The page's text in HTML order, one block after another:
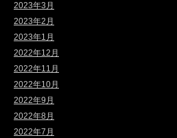
2023年3月
2023年2月
2023年1月
2022年12月
2022年11月
2022年10月
2022年9月
2022年8月
2022年7月